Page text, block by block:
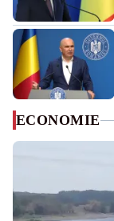
ECONOMIE